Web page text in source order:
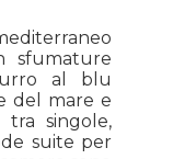
sfumature
al blu
del mare e
tra singole,
suite per